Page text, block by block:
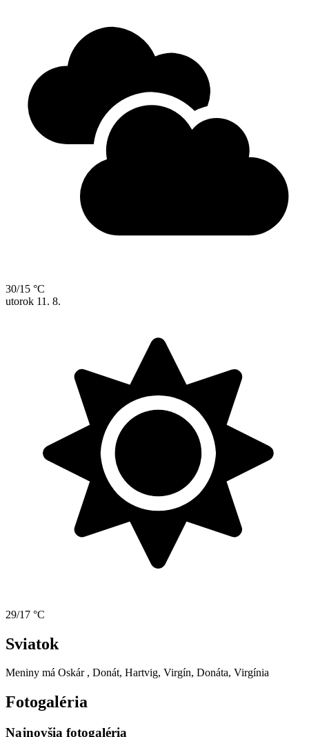
30/15 °C
utorok 11. 8.
29/17 °C
Sviatok
Meniny má Oskár , Donát, Hartvig, Virgín, Donáta, Virgínia
Fotogaléria
Najnovšia fotogaléria